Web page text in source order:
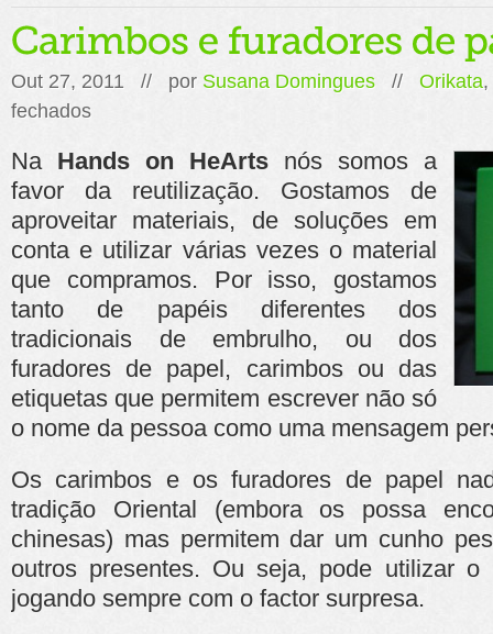
Out 27, 2011 // por Susana Domingues // Orikata,
fechados
furadores
papel
Na Hands on HeArts nós somos a
favor da reutilização. Gostamos de
aproveitar materiais, de soluções em
conta e utilizar várias vezes o material
que compramos. Por isso, gostamos
tanto de papéis diferentes dos
tradicionais de embrulho, ou dos
furadores de papel, carimbos ou das
etiquetas que permitem escrever não só
o nome da pessoa como uma mensagem
Os carimbos e os furadores de papel
tradição Oriental (embora os possa
chinesas) mas permitem dar um cunho
outros presentes. Ou seja, pode utilizar o
jogando sempre com o factor surpresa.